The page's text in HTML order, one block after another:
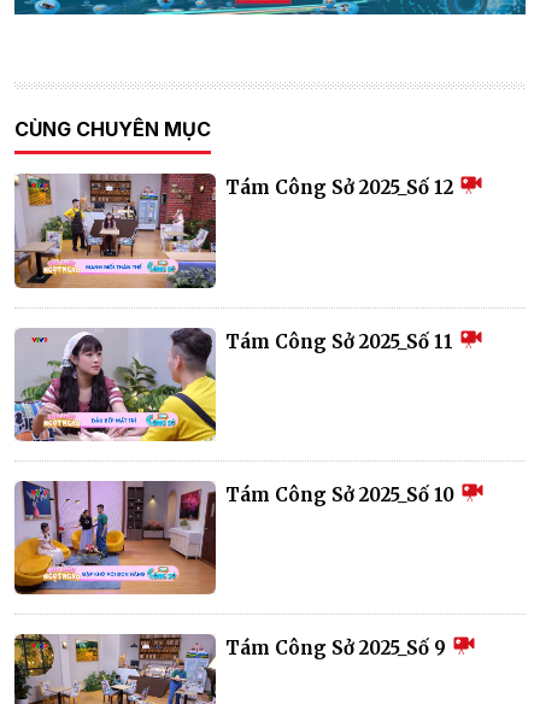
CÙNG CHUYÊN MỤC
Tám Công Sở 2025_Số 12
Tám Công Sở 2025_Số 11
Tám Công Sở 2025_Số 10
Tám Công Sở 2025_Số 9